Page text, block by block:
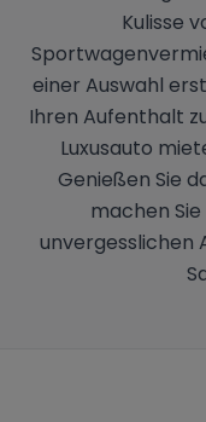
Kulisse
einer Auswahl
Ihren Aufenthalt
Luxusauto
Genießen Sie
machen
unvergesslichen